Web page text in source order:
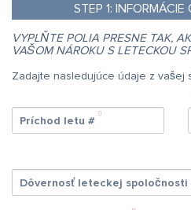
STEP 1: INFORMÁCIE
VYPLŇTE POLIA PRESNE TAK,
VAŠOM NÁROKU S LETECKOU
Zadajte nasledujúce údaje z vašej
Príchod letu #
Dôvernosť leteckej spoločnosti